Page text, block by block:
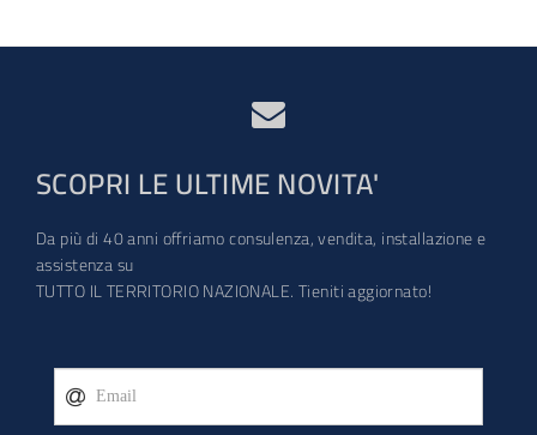
SCOPRI LE ULTIME NOVITA'
Da più di 40 anni offriamo consulenza, vendita, installazione e
assistenza su
TUTTO IL TERRITORIO NAZIONALE. Tieniti aggiornato!